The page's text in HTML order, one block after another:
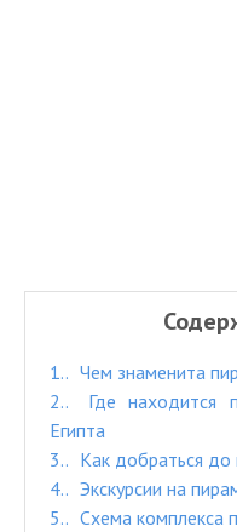
1.
Чем знаменита
2.
Где находится
Египта
3.
Как добраться
4.
Экскурсии на
5.
Схема комплекса